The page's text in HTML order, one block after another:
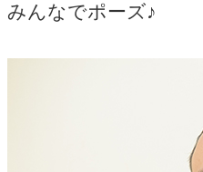
みんなでポーズ♪